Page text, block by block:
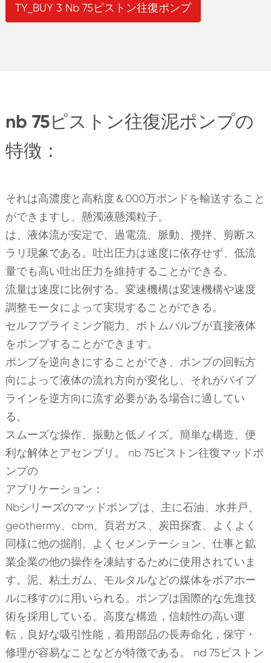
TY_BUY 3 Nb 75ピストン往復ポンプ
nb 75ピストン往復泥ポンプの
特徴：
それは高濃度と高粘度＆000万ポンドを輸送すること
ができますし、懸濁液懸濁粒子。
は、液体流が安定で、過電流、脈動、攪拌、剪断ス
ラリ現象である。吐出圧力は速度に依存せず、低流
量でも高い吐出圧力を維持することができる。
流量は速度に比例する。変速機構は変速機構や速度
調整モータによって実現することができる。
セルフプライミング能力、ボトムバルブが直接液体
をポンプすることができます。
ポンプを逆向きにすることができ、ポンプの回転方
向によって液体の流れ方向が変化し、それがパイプ
ラインを逆方向に流す必要がある場合に適してい
る。
スムーズな操作、振動と低ノイズ。簡単な構造、便
利な解体とアセンブリ。 nb 75ピストン往復マッドポ
ンプの
アプリケーション：
Nbシリーズのマッドポンプは、主に石油、水井戸、
geothermy、cbm、頁岩ガス、炭田探査、よくよく
同様に他の掘削、よくセメンテーション、仕事と鉱
業企業の他の操作を凍結するために使用されていま
す。泥、粘土ガム、モルタルなどの媒体をボアホー
ルに移すのに用いられる。ポンプは国際的な先進技
術を採用している。高度な構造，信頼性の高い運
転，良好な吸引性能，着用部品の長寿命化，保守・
修理が容易なことなどが特徴である。 nd 75ピストン